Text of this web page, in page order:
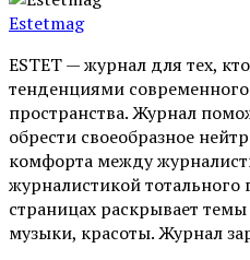
Estetmag
ESTET — журнал для тех,
тенденциями
пространства. Журнал
обрести своеобразное
комфорта между
журналистикой тотального
страницах раскрывает
музыки, красоты. Журнал